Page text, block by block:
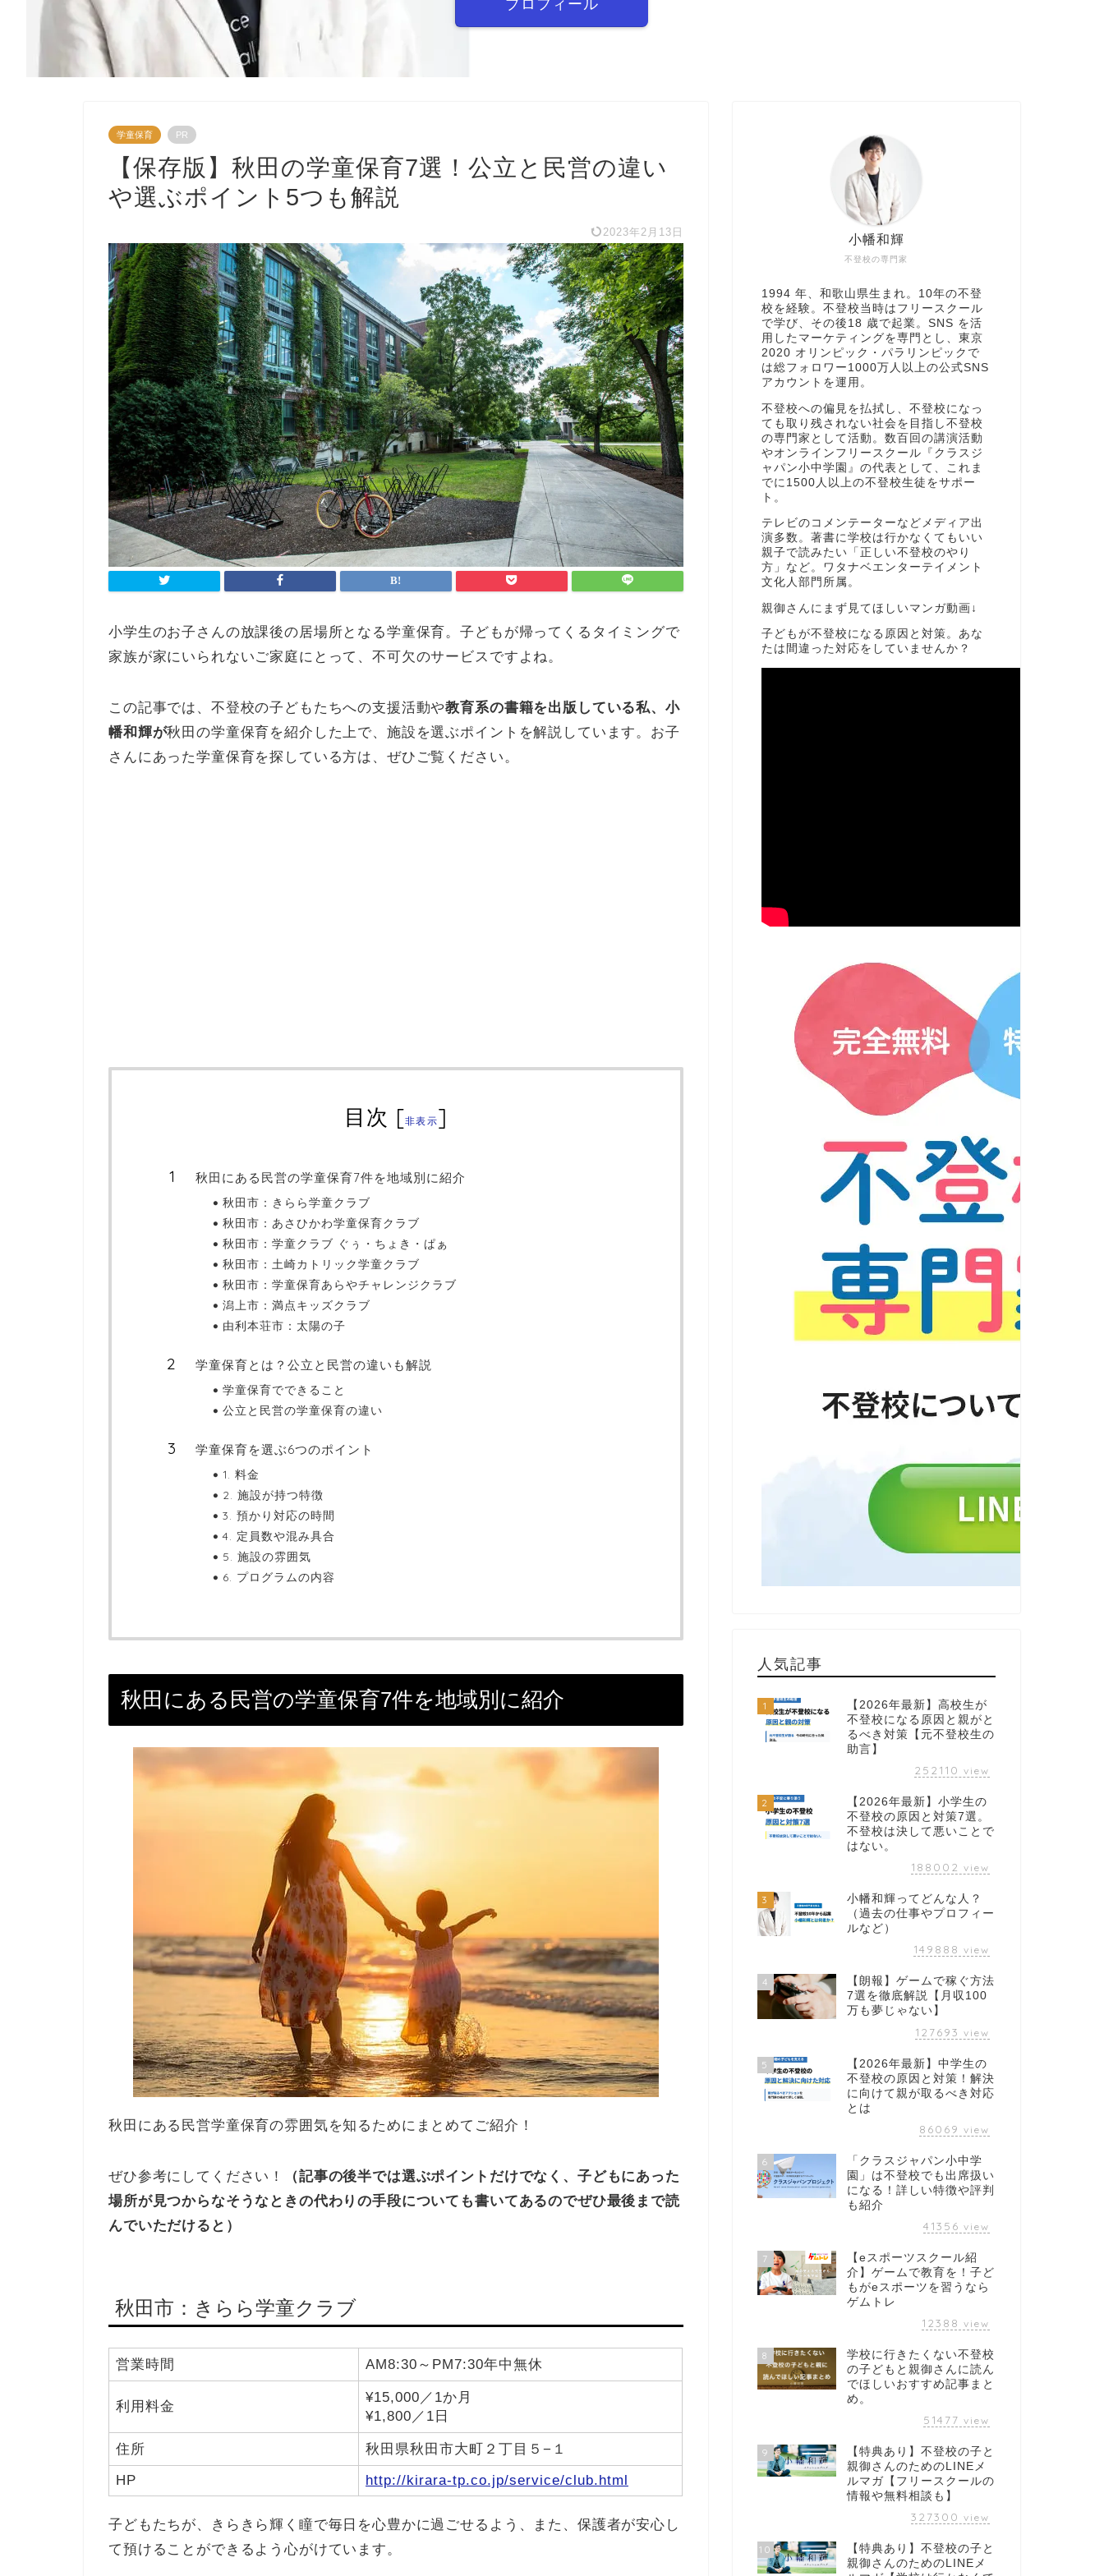
プロフィール
学童保育 PR
【保存版】秋田の学童保育7選！公立と民営の違い
や選ぶポイント5つも解説
2023年2月13日
小学生のお子さんの放課後の居場所となる学童保育。子どもが帰ってくるタイミングで
家族が家にいられないご家庭にとって、不可欠のサービスですよね。
この記事では、不登校の子どもたちへの支援活動や教育系の書籍を出版している私、小
幡和輝が秋田の学童保育を紹介した上で、施設を選ぶポイントを解説しています。お子
さんにあった学童保育を探している方は、ぜひご覧ください。
目次 [非表示]
秋田にある民営の学童保育7件を地域別に紹介
秋田市：きらら学童クラブ
秋田市：あさひかわ学童保育クラブ
秋田市：学童クラブ ぐぅ・ちょき・ぱぁ
秋田市：土崎カトリック学童クラブ
秋田市：学童保育あらやチャレンジクラブ
潟上市：満点キッズクラブ
由利本荘市：太陽の子
学童保育とは？公立と民営の違いも解説
学童保育でできること
公立と民営の学童保育の違い
学童保育を選ぶ6つのポイント
1. 料金
2. 施設が持つ特徴
3. 預かり対応の時間
4. 定員数や混み具合
5. 施設の雰囲気
6. プログラムの内容
秋田にある民営の学童保育7件を地域別に紹介
秋田にある民営学童保育の雰囲気を知るためにまとめてご紹介！
ぜひ参考にしてください！
（記事の後半では選ぶポイントだけでなく、子どもにあった
場所が見つからなそうなときの代わりの手段についても書いてあるのでぜひ最後まで読
んでいただけると）
秋田市：きらら学童クラブ
営業時間 AM8:30～PM7:30年中無休
利用料金
¥15,000／1か月
¥1,800／1日
住所
秋田県秋田市大町２丁目５−１
HP
http://kirara-tp.co.jp/service/club.html
子どもたちが、きらきら輝く瞳で毎日を心豊かに過ごせるよう、また、保護者が安心し
て預けることができるよう心がけています。
不登校の専門家
小幡和輝
1994 年、和歌山県生まれ。10年の不登
校を経験。不登校当時はフリースクール
で学び、その後18 歳で起業。SNS を活
用したマーケティングを専門とし、東京
2020 オリンピック・パラリンピックで
は総フォロワー1000万人以上の公式SNS
アカウントを運用。
不登校への偏見を払拭し、不登校になっ
ても取り残されない社会を目指し不登校
の専門家として活動。数百回の講演活動
やオンラインフリースクール『クラスジ
ャパン小中学園』の代表として、これま
でに1500人以上の不登校生徒をサポー
ト。
テレビのコメンテーターなどメディア出
演多数。著書に学校は行かなくてもいい
親子で読みたい「正しい不登校のやり
方」など。ワタナベエンターテイメント
文化人部門所属。
親御さんにまず見てほしいマンガ動画↓
子どもが不登校になる原因と対策。あな
たは間違った対応をしていませんか？
人気記事
1
【2026年最新】高校生が
不登校になる原因と親がと
るべき対策【元不登校生の
助言】
252110 view
2
【2026年最新】小学生の
不登校の原因と対策7選。
不登校は決して悪いことで
はない。
188002 view
3
小幡和輝ってどんな人？
（過去の仕事やプロフィー
ルなど）
149888 view
4
【朗報】ゲームで稼ぐ方法
7選を徹底解説【月収100
万も夢じゃない】
127693 view
5
【2026年最新】中学生の
不登校の原因と対策！解決
に向けて親が取るべき対応
とは
86069 view
6
「クラスジャパン小中学
園」は不登校でも出席扱い
になる！詳しい特徴や評判
も紹介
41356 view
7
【eスポーツスクール紹
介】ゲームで教育を！子ど
もがeスポーツを習うなら
ゲムトレ
12388 view
8
学校に行きたくない不登校
の子どもと親御さんに読ん
でほしいおすすめ記事まと
め。
51477 view
9
【特典あり】不登校の子と
親御さんのためのLINEメ
ルマガ【フリースクールの
情報や無料相談も】
327300 view
10
【特典あり】不登校の子と
親御さんのためのLINEメ